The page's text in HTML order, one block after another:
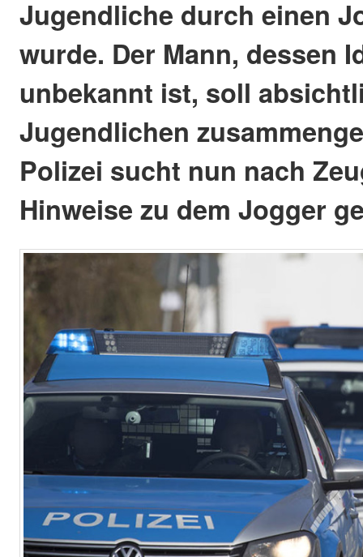
Jugendliche durch einen
wurde. Der Mann, dessen
unbekannt ist, soll
Jugendlichen
Polizei sucht nun nach
Hinweise zu dem Jogger